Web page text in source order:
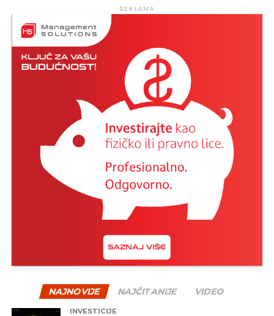
REKLAMA
NAJNOVIJE NAJČITANIJE VIDEO
INVESTICIJE